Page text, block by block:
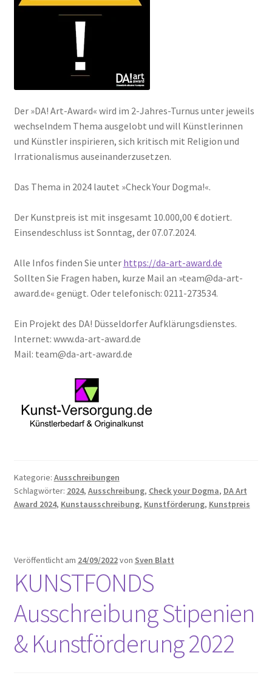
Der »DA! Art-Award« wird im 2-Jahres-Turnus unter jeweils
wechselndem Thema ausgelobt und will Künstlerinnen
und Künstler inspirieren, sich kritisch mit Religion und
Irrationalismus auseinanderzusetzen.
Das Thema in 2024 lautet »Check Your Dogma!«.
Der Kunstpreis ist mit insgesamt 10.000,00 € dotiert.
Einsendeschluss ist Sonntag, der 07.07.2024.
Alle Infos finden Sie unter https://da-art-award.de
Sollten Sie Fragen haben, kurze Mail an »team@da-art-
award.de« genügt. Oder telefonisch: 0211-273534.
Ein Projekt des DA! Düsseldorfer Aufklärungsdienstes.
Internet: www.da-art-award.de
Mail: team@da-art-award.de
Kategorie: Ausschreibungen
Schlagwörter: 2024, Ausschreibung, Check your Dogma, DA Art
Award 2024, Kunstausschreibung, Kunstförderung, Kunstpreis
Veröffentlicht am 24/09/2022von Sven Blatt
KUNSTFONDS
Ausschreibung Stipenien
& Kunstförderung 2022